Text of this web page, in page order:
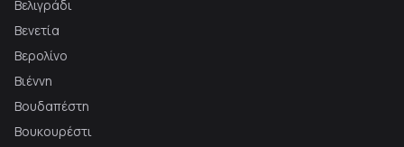
Βελιγράδι
Βενετία
Βερολίνο
Βιέννη
Βουδαπέστη
Βουκουρέστι